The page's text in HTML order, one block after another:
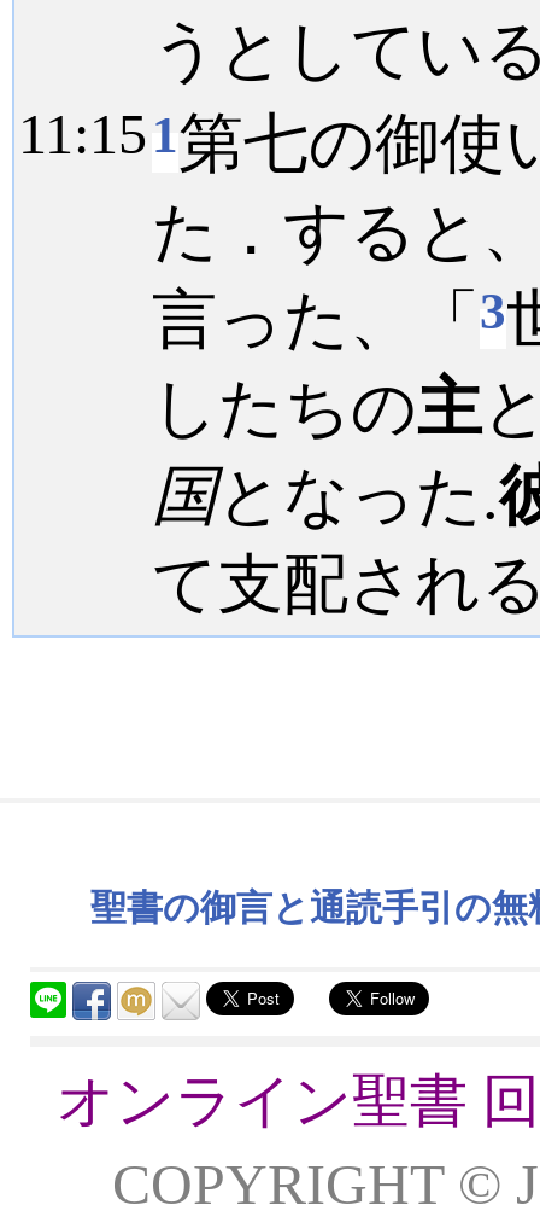
うとしてい
11:151第七の御使
た．すると
言った、「 3
したちの主
国となった.
て支配され
聖書の御言と通読手引の
オンライン聖書
COPYRIGHT ©